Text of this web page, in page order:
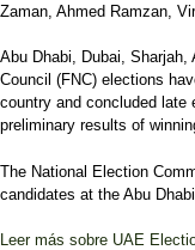
Zaman, Ahmed Ramzan,
Abu Dhabi, Dubai, Sharjah,
Council (FNC) elections
country and concluded late
preliminary results of
The National Election
candidates at the Abu
Leer más sobre UAE